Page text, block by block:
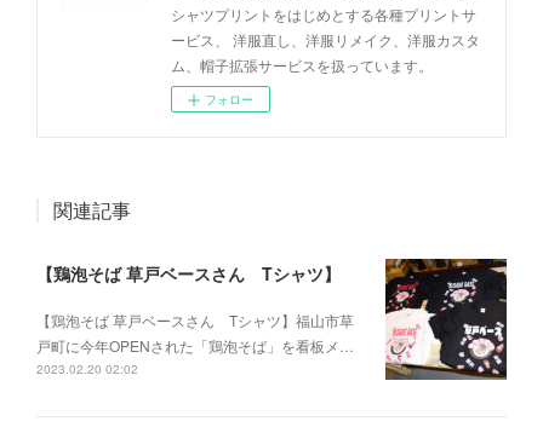
シャツプリントをはじめとする各種プリントサ
ービス、 洋服直し、洋服リメイク、洋服カスタ
ム、帽子拡張サービスを扱っています。
フォロー
関連記事
【鶏泡そば 草戸ベースさん Tシャツ】
【鶏泡そば 草戸ベースさん Tシャツ】福山市草
戸町に今年OPENされた「鶏泡そば」を看板メ…
2023.02.20 02:02